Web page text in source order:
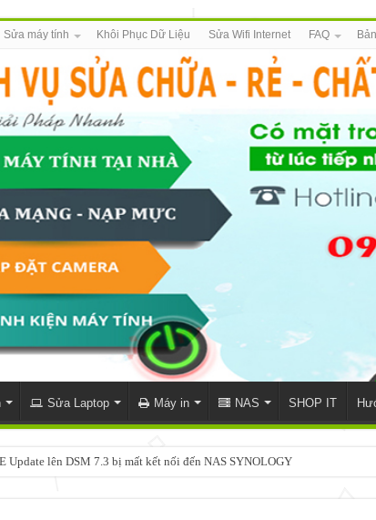
Sửa máy tính Khôi Phục Dữ Liệu Sửa Wifi Internet FAQ
Sửa Laptop Máy in NAS SHOP IT
Update lên DSM 7.3 bị mất kết nối đến NAS SYNOLOGY
2BAY 4BAY – chạy SYNOLOGY, OMV, CASA OS, TRUENAS,